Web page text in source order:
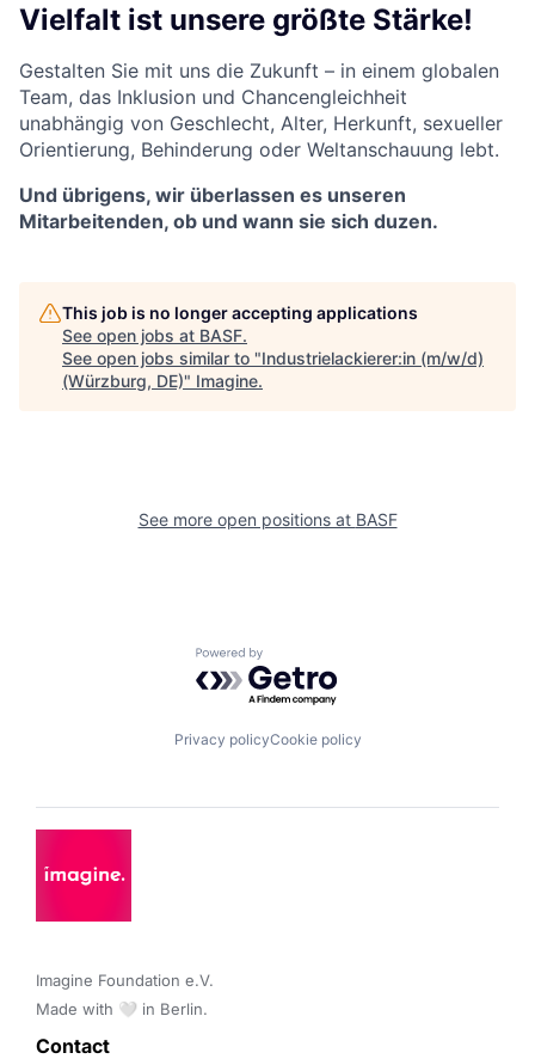
Vielfalt ist unsere größte Stärke!
Gestalten Sie mit uns die Zukunft – in einem globalen
Team, das Inklusion und Chancengleichheit
unabhängig von Geschlecht, Alter, Herkunft, sexueller
Orientierung, Behinderung oder Weltanschauung lebt.
Und übrigens, wir überlassen es unseren
Mitarbeitenden, ob und wann sie sich duzen.
This job is no longer accepting applications
See open jobs at BASF.
See open jobs similar to "Industrielackierer:in (m/w/d)
(Würzburg, DE)" Imagine.
See more open positions at BASF
Powered by Getro.com
Privacy policyCookie policy
Imagine Foundation e.V.
Made with 🤍 in Berlin.
Contact